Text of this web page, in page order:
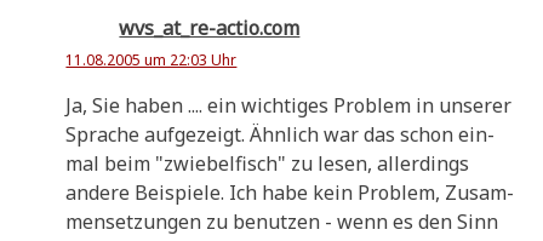
wvs_at_re-actio.com
11.08.2005 um 22:03 Uhr
Ja, Sie haben .... ein wich­ti­ges Pro­blem in unse­rer
Spra­che auf­ge­zeigt. Ähn­lich war das schon ein­
mal beim "zwie­bel­fisch" zu lesen, aller­dings
ande­re Bei­spie­le. Ich habe kein Pro­blem, Zusam­
men­set­zun­gen zu benut­zen - wenn es den Sinn